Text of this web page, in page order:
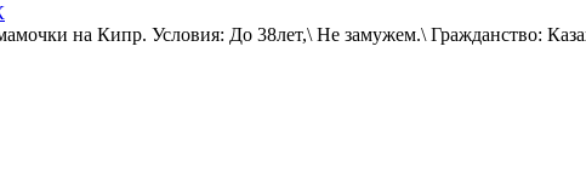
на Кипр. Условия: До 38лет,\ Не замужем.\ Гражданство: